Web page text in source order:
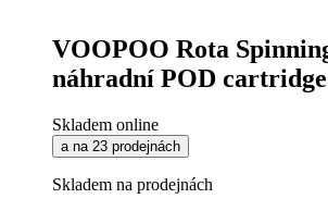
VOOPOO Rota
náhradní POD cartridge
Skladem online
a na 23 prodejnách
Skladem na prodejnách